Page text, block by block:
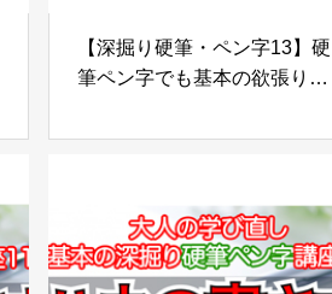
【深掘り硬筆・ペン字13】硬
筆ペン字でも基本の欲張りセ
を書いてみよう！【基本が凝